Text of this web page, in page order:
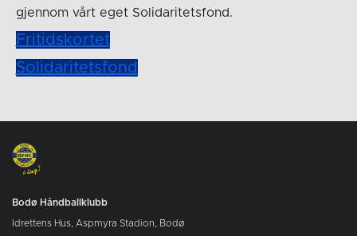
gjennom vårt eget Solidaritetsfond.
Fritidskortet
Solidaritetsfond
Bodø Håndballklubb
Idrettens Hus, Aspmyra Stadion, Bodø